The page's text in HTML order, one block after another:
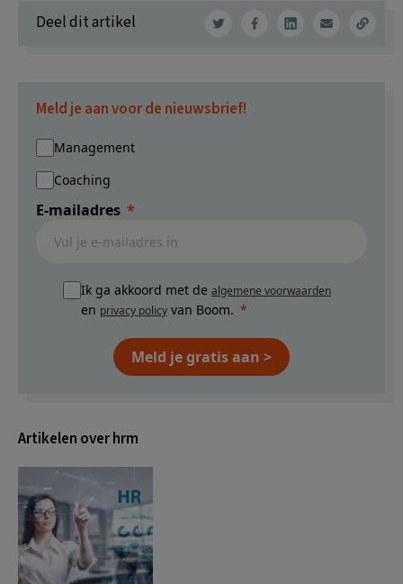
Deel dit artikel
Meld je aan voor de nieuwsbrief!
Management
Coaching
E-mailadres
Ik ga akkoord met de algemene voorwaarden
en privacy policy van Boom.
Meld je gratis aan >
Artikelen over hrm